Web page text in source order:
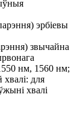
эрбіевы
звычайна
нм, 1560 нм;
для
хвалі